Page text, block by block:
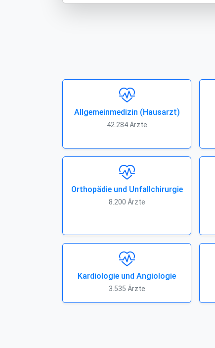
Allgemeinmedizin (Hausarzt)
42.284 Ärzte
Orthopädie und Unfallchirurgie
8.200 Ärzte
Kardiologie und Angiologie
3.535 Ärzte